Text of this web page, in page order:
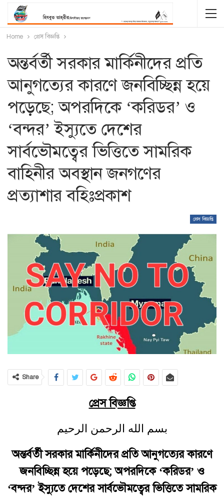
Home প্রেস বিজ্ঞপ্তি
অন্তর্বর্তী সরকার মার্কিনীদের প্রতি
আনুগত্যের কারণে জনবিচ্ছিন্ন হয়ে
পড়েছে; অপরদিকে ‘করিডর’ ও
‘বন্দর’ ইস্যুতে দেশের
সার্বভৌমত্বের ভিত্তিতে সামরিক
বাহিনীর অবস্থান জনগণের
প্রত্যাশার বহিঃপ্রকাশ
প্রেস বিজ্ঞপ্তি
Share
প্রেস বিজ্ঞপ্তি
بسم الله الرحمن الرحيم
অন্তর্বর্তী সরকার মার্কিনীদের প্রতি আনুগত্যের কারণে
জনবিচ্ছিন্ন হয়ে পড়েছে;অপরদিকে‘করিডর’ ও
‘বন্দর’ইস্যুতে দেশের সার্বভৌমত্বের ভিত্তিতে সামরিক